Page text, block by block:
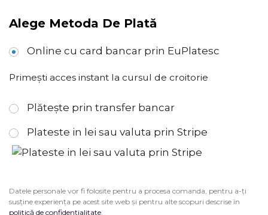
Alege Metoda De Plată
Online cu card bancar prin EuPlatesc
Primești acces instant la cursul de croitorie
Plătește prin transfer bancar
Plateste in lei sau valuta prin Stripe
Datele personale vor fi folosite pentru a procesa comanda, pentru a-ți
susține experiența pe acest site web și pentru alte scopuri descrise în
politică de confidențialitate.